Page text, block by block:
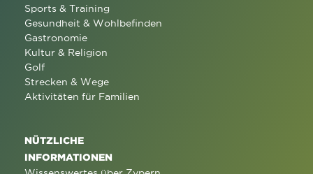
Sports & Training
Gesundheit & Wohlbefinden
Gastronomie
Kultur & Religion
Golf
Strecken & Wege
Aktivitäten für Familien
NÜTZLICHE
INFORMATIONEN